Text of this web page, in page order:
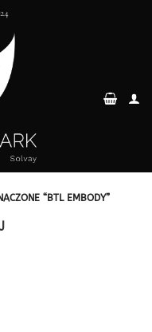
“BTL EMBODY”